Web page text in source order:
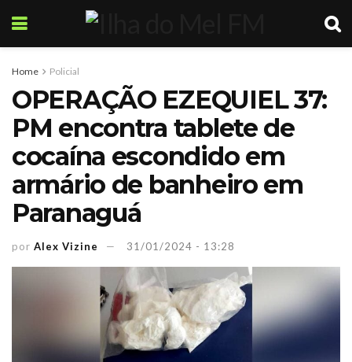
Home Policial
OPERAÇÃO EZEQUIEL 37:
PM encontra tablete de
cocaína escondido em
armário de banheiro em
Paranaguá
por Alex Vizine 31/01/2024 - 13:28